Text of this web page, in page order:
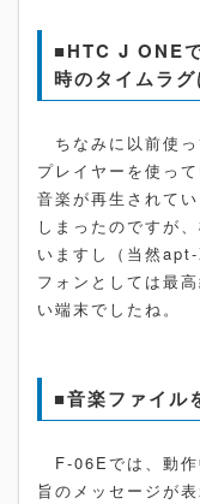
■HTC J ONE
時のタイムラ
ちなみに以前使
プレイヤーを使っ
音楽が再生されて
しまったのですが
いますし（当然
フォンとしては最
い端末でしたね。
■音楽ファイル
F-06Eでは、動作
旨のメッセージが